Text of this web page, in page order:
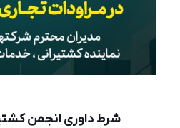
شرط داوری انجمن